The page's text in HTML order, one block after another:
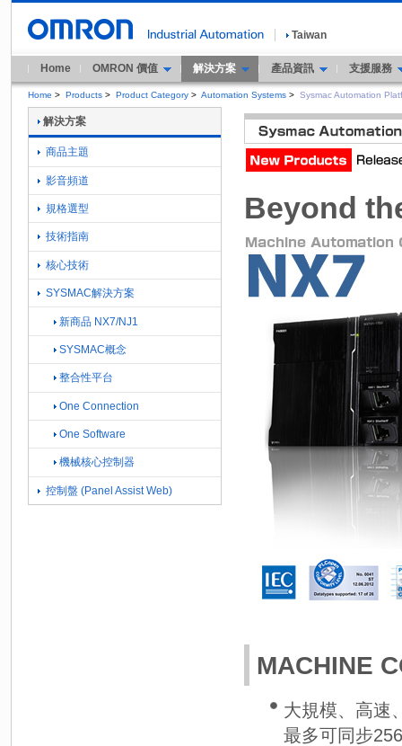
Taiwan
Home OMRON 價值 解決方案 產品資訊 支援服務
Home > Products > Product Category > Automation Systems > Sysmac Automation
Beyond
MACHINE
大規模、高速
最多可同步
解決方案
商品主題
影音頻道
規格選型
技術指南
核心技術
SYSMAC解決方案
新商品 NX7/NJ1
SYSMAC概念
整合性平台
One Connection
One Software
機械核心控制器
控制盤 (Panel Assist Web)